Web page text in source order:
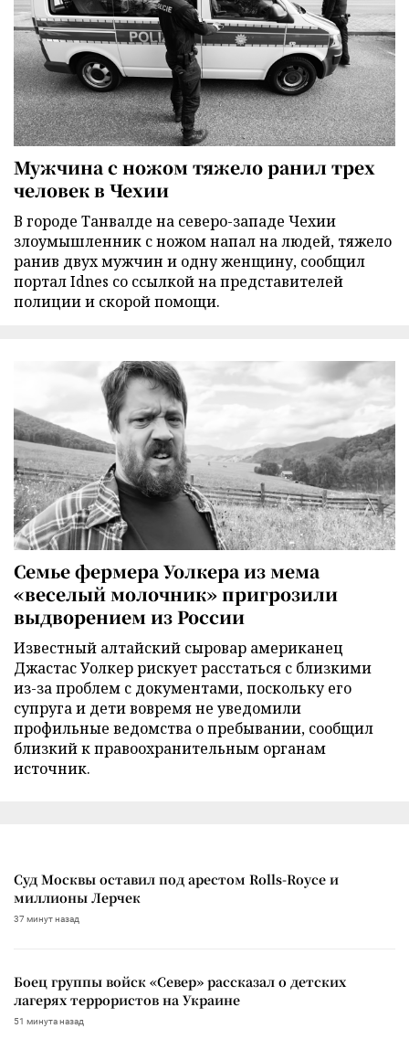
Мужчина с ножом тяжело ранил трех
человек в Чехии
В городе Танвалде на северо-западе Чехии
злоумышленник с ножом напал на людей, тяжело
ранив двух мужчин и одну женщину, сообщил
портал Idnes со ссылкой на представителей
полиции и скорой помощи.
Семье фермера Уолкера из мема
«веселый молочник» пригрозили
выдворением из России
Известный алтайский сыровар американец
Джастас Уолкер рискует расстаться с близкими
из-за проблем с документами, поскольку его
супруга и дети вовремя не уведомили
профильные ведомства о пребывании, сообщил
близкий к правоохранительным органам
источник.
Суд Москвы оставил под арестом Rolls-Royce и
миллионы Лерчек
37 минут назад
Боец группы войск «Север» рассказал о детских
лагерях террористов на Украине
51 минута назад